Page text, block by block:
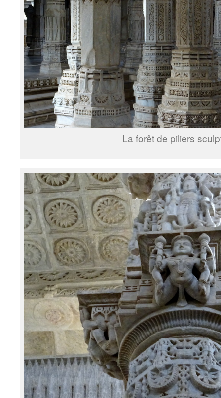
La forêt de piliers